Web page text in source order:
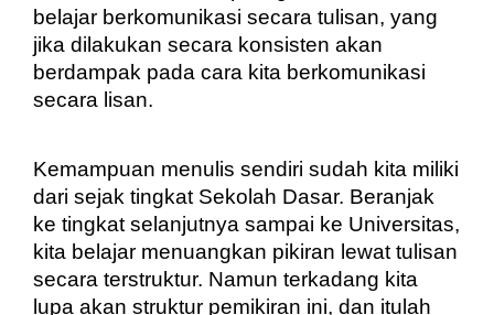
belajar berkomunikasi secara tulisan, yang
jika dilakukan secara konsisten akan
berdampak pada cara kita berkomunikasi
secara lisan.
Kemampuan menulis sendiri sudah kita miliki
dari sejak tingkat Sekolah Dasar. Beranjak
ke tingkat selanjutnya sampai ke Universitas,
kita belajar menuangkan pikiran lewat tulisan
secara terstruktur. Namun terkadang kita
lupa akan struktur pemikiran ini, dan itulah